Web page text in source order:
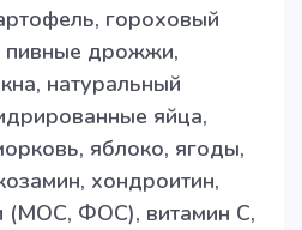
гороховый
пивные дрожжи,
натуральный
яйца,
яблоко, ягоды,
хондроитин,
(МОС, ФОС), витамин С,